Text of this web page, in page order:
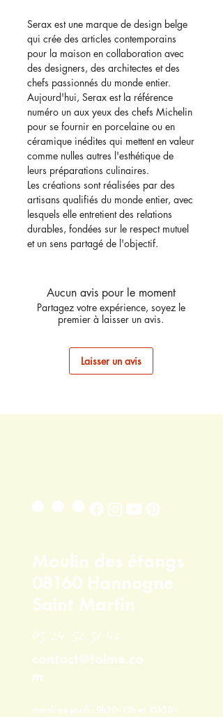
Serax est une marque de design belge
qui crée des articles contemporains
pour la maison en collaboration avec
des designers, des architectes et des
chefs passionnés du monde entier.
Aujourd'hui, Serax est la référence
numéro un aux yeux des chefs Michelin
pour se fournir en porcelaine ou en
céramique inédites qui mettent en valeur
comme nulles autres l'esthétique de
leurs préparations culinaires.
Les créations sont réalisées par des
artisans qualifiés du monde entier, avec
lesquels elle entretient des relations
durables, fondées sur le respect mutuel
et un sens partagé de l'objectif.
Aucun avis pour le moment
Partagez votre expérience, soyez le
premier à laisser un avis.
Laisser un avis
...
Moulin des étangs
08160 Hannogne
Saint Martin
03 24 52 31 46
contact@tolme.co
m
mardi au jeudi : 9h30 - 12h et 13h30 -